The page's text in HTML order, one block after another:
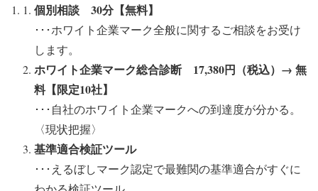
個別相談 30分【無料】
･･･ホワイト企業マーク全般に関するご相談をお受け
します。
ホワイト企業マーク総合診断 17,380円（税込）→ 無
料【限定10社】
･･･自社のホワイト企業マークへの到達度が分かる。
〈現状把握〉
基準適合検証ツール
･･･えるぼしマーク認定で最難関の基準適合がすぐに